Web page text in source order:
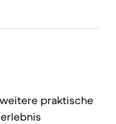
praktische